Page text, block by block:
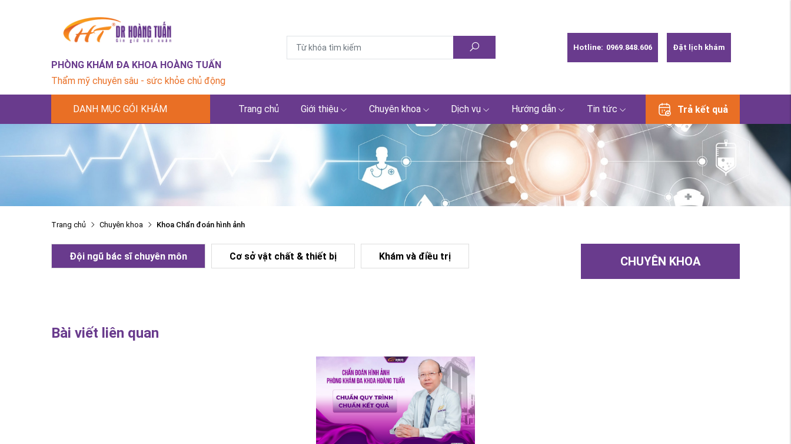
PHÒNG KHÁM ĐA KHOA HOÀNG TUẤN
Thẩm mỹ chuyên sâu - sức khỏe chủ động
Hotline: 0969.848.606 Đặt lịch khám
DANH MỤC GÓI KHÁM Trang chủ Giới thiệu Chuyên khoa Dịch vụ Hướng dẫn Tin tức Trả kết quả
Trang chủ Chuyên khoa Khoa Chẩn đoán hình ảnh
Đội ngũ bác sĩ chuyên môn Cơ sở vật chất & thiết bị Khám và điều trị CHUYÊN KHOA
Bài viết liên quan